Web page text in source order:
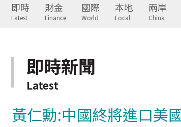
即時
Latest
財金
Finance
國際
World
本地
Local
兩岸
China
即時新聞
Latest
黃仁勳:中國終將進口美